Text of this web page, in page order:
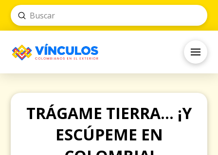
Search
Submit
TRÁGAME TIERRA… ¡Y
ESCÚPEME EN